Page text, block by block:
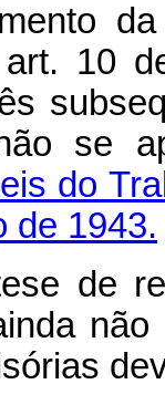
10
se
do
de 1943.
de